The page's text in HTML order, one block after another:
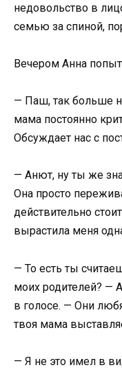
недовольство в
семью за спиной,
Вечером Анна
— Паш, так больше
мама постоянно
Обсуждает нас с
— Анют, ну ты же
Она просто
действительно
вырастила меня
— То есть ты
моих родителей? —
в голосе. — Они
твоя мама
— Я не это имел в